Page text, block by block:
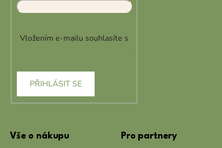
Vložením e-mailu souhlasíte s
PŘIHLÁSIT SE
Vše o nákupu Pro partnery